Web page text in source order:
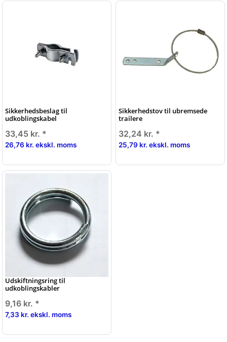
Sikkerhedsbeslag til
udkoblingskabel
33,45 kr. *
26,76 kr. ekskl. moms
Sikkerhedstov til ubremsede
trailere
32,24 kr. *
25,79 kr. ekskl. moms
Udskiftningsring til
udkoblingskabler
9,16 kr. *
7,33 kr. ekskl. moms